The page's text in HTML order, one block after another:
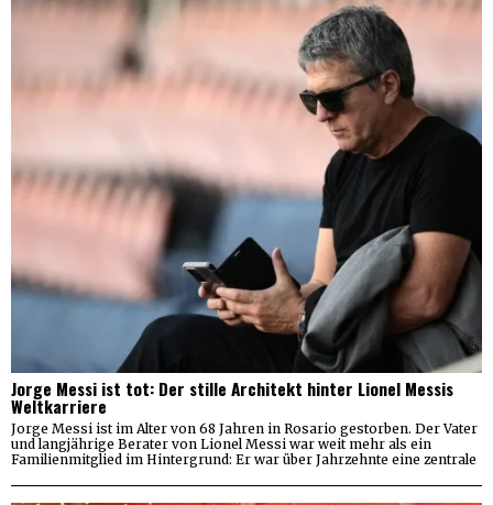
Jorge Messi ist tot: Der stille Architekt hinter Lionel Messis
Weltkarriere
Jorge Messi ist im Alter von 68 Jahren in Rosario gestorben. Der Vater
und langjährige Berater von Lionel Messi war weit mehr als ein
Familienmitglied im Hintergrund: Er war über Jahrzehnte eine zentrale